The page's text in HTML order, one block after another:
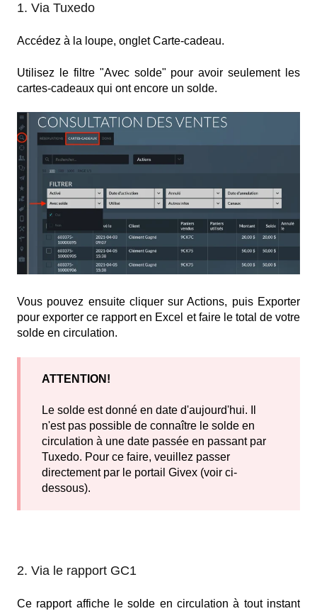
1. Via Tuxedo
Accédez à la loupe, onglet Carte-cadeau.
Utilisez le filtre "Avec solde" pour avoir seulement les
cartes-cadeaux qui ont encore un solde.
Vous pouvez ensuite cliquer sur Actions, puis Exporter
pour exporter ce rapport en Excel et faire le total de votre
solde en circulation.
ATTENTION!
Le solde est donné en date d'aujourd'hui. Il
n'est pas possible de connaître le solde en
circulation à une date passée en passant par
Tuxedo. Pour ce faire, veuillez passer
directement par le portail Givex (voir ci-
dessous).
2. Via le rapport GC1
Ce rapport affiche le solde en circulation à tout instant